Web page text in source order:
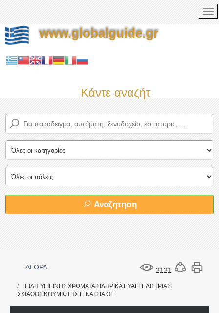
www.globalguide.gr
Κάντε αναζήτηση τώρα
Αναζήτηση
2121
ΑΓΟΡΑ
ΕΙΔΗ ΥΓΙΕΙΝΗΣ ΧΡΩΜΑΤΑ ΣΙΔΗΡΙΚΑ ΕΥΑΓΓΕΛΙΣΤΡΙΑΣ
ΣΚΙΑΘΟΣ ΚΟΥΜΙΩΤΗΣ Γ. ΚΑΙ ΣΙΑ ΟΕ